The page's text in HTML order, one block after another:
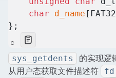
    char
d_name
};
c
sys_getdents
的实现逻
从用户态获取文件描述符
fd